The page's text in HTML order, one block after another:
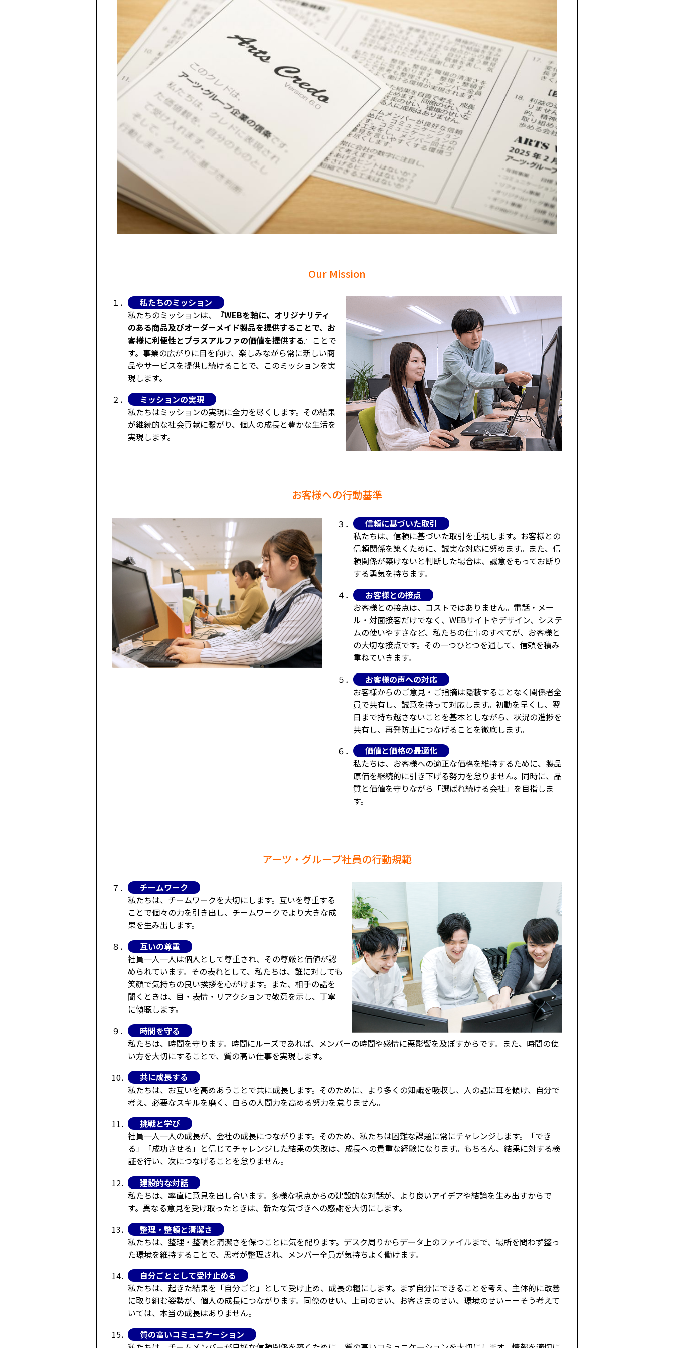
Our Mission
１．
私たちのミッション
私たちのミッションは、
『WEBを軸に、オリジナリティ
のある商品及びオーダーメイド製品を提供することで、お
客様に利便性とプラスアルファの価値を提供する』 ことで
す。事業の広がりに目を向け、楽しみながら常に新しい商
品やサービスを提供し続けることで、このミッションを実
現します。
２．
ミッションの実現
私たちはミッションの実現に全力を尽くします。その結果
が継続的な社会貢献に繋がり、個人の成長と豊かな生活を
実現します。
お客様への行動基準
３．
信頼に基づいた取引
私たちは、信頼に基づいた取引を重視します。お客様との
信頼関係を築くために、誠実な対応に努めます。また、信
頼関係が築けないと判断した場合は、誠意をもってお断り
する勇気を持ちます。
４．
お客様との接点
お客様との接点は、コストではありません。電話・メー
ル・対面接客だけでなく、WEBサイトやデザイン、システ
ムの使いやすさなど、私たちの仕事のすべてが、お客様と
の大切な接点です。その一つひとつを通して、信頼を積み
重ねていきます。
５．
お客様の声への対応
お客様からのご意見・ご指摘は隠蔽することなく関係者全
員で共有し、誠意を持って対応します。初動を早くし、翌
日まで持ち越さないことを基本としながら、状況の進捗を
共有し、再発防止につなげることを徹底します。
６．
価値と価格の最適化
私たちは、お客様への適正な価格を維持するために、製品
原価を継続的に引き下げる努力を怠りません。同時に、品
質と価値を守りながら「選ばれ続ける会社」を目指しま
す。
アーツ・グループ社員の行動規範
７．
チームワーク
私たちは、チームワークを大切にします。互いを尊重する
ことで個々の力を引き出し、チームワークでより大きな成
果を生み出します。
８．
互いの尊重
社員一人一人は個人として尊重され、その尊厳と価値が認
められています。その表れとして、私たちは、誰に対しても
笑顔で気持ちの良い挨拶を心がけます。また、相手の話を
聞くときは、目・表情・リアクションで敬意を示し、丁寧
に傾聴します。
９．
時間を守る
私たちは、時間を守ります。時間にルーズであれば、メンバーの時間や感情に悪影響を及ぼすからです。また、時間の使
い方を大切にすることで、質の高い仕事を実現します。
10．
共に成長する
私たちは、お互いを高めあうことで共に成長します。そのために、より多くの知識を吸収し、人の話に耳を傾け、自分で
考え、必要なスキルを磨く、自らの人間力を高める努力を怠りません。
11．
挑戦と学び
社員一人一人の成長が、会社の成長につながります。そのため、私たちは困難な課題に常にチャレンジします。「でき
る」「成功させる」と信じてチャレンジした結果の失敗は、成長への貴重な経験になります。もちろん、結果に対する検
証を行い、次につなげることを怠りません。
12．
建設的な対話
私たちは、率直に意見を出し合います。多様な視点からの建設的な対話が、より良いアイデアや結論を生み出すからで
す。異なる意見を受け取ったときは、新たな気づきへの感謝を大切にします。
13．
整理・整頓と清潔さ
私たちは、整理・整頓と清潔さを保つことに気を配ります。デスク周りからデータ上のファイルまで、場所を問わず整っ
た環境を維持することで、思考が整理され、メンバー全員が気持ちよく働けます。
14．
自分ごととして受け止める
私たちは、起きた結果を「自分ごと」として受け止め、成長の糧にします。まず自分にできることを考え、主体的に改善
に取り組む姿勢が、個人の成長につながります。同僚のせい、上司のせい、お客さまのせい、環境のせい－－そう考えて
いては、本当の成長はありません。
15．
質の高いコミュニケーション